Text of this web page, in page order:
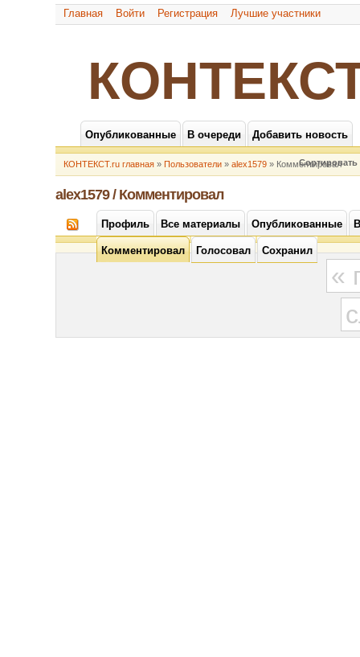
Главная Войти Регистрация Лучшие участники
Опубликованные В очереди Добавить новость
КОНТЕКСТ.ru главная » Пользователи » alex1579 » Комментировал
alex1579 / Комментировал
Профиль Все материалы Опубликованные
Комментировал Голосовал Сохранил
«